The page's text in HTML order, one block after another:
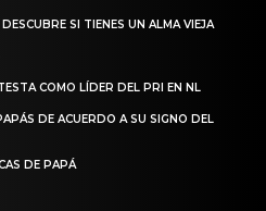
SI TIENES UN ALMA VIEJA
COMO LÍDER DEL PRI EN NL
DE ACUERDO A SU SIGNO DEL
DE PAPÁ